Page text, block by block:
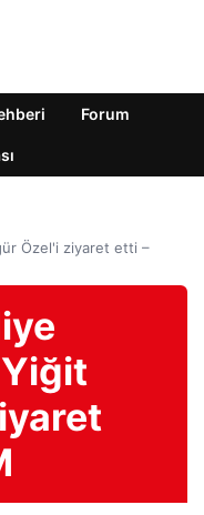
Forum
Özel'i ziyaret etti –
Yiğit